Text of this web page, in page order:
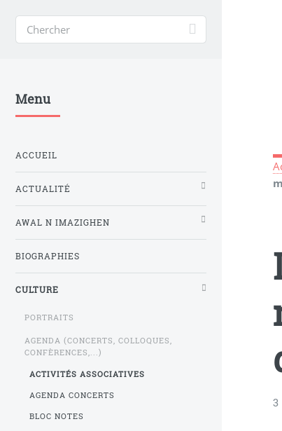
3
Menu
ACCUEIL
ACTUALITÉ
AWAL N IMAZIGHEN
BIOGRAPHIES
CULTURE
PORTRAITS
AGENDA (CONCERTS, COLLOQUES,
CONFÈRENCES,...)
ACTIVITÉS ASSOCIATIVES
AGENDA CONCERTS
BLOC NOTES